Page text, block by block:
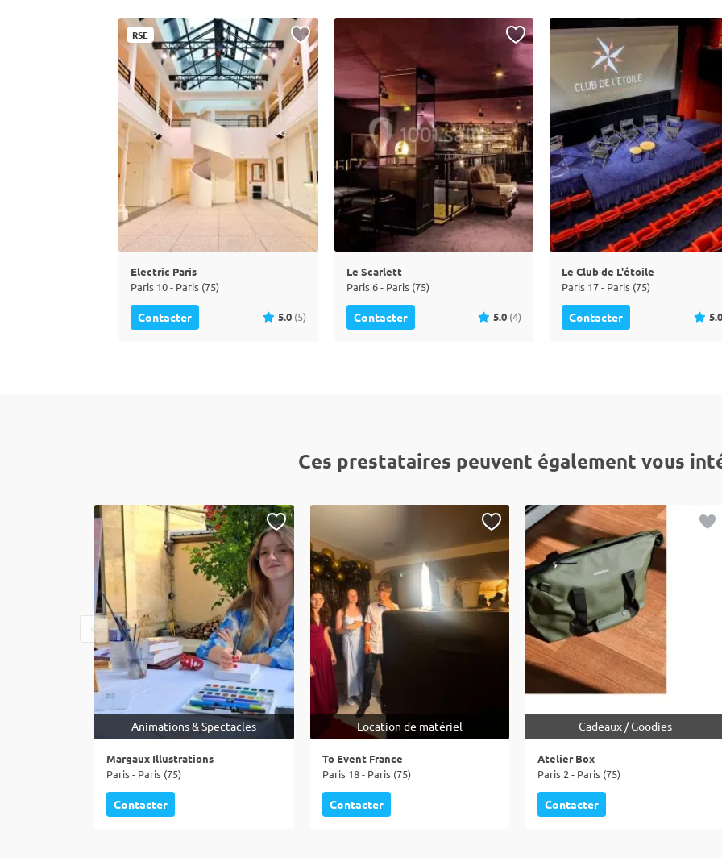
RSE
Electric Paris
Paris 10 - Paris (75)
Contacter 5.0 (5)
Le Scarlett
Paris 6 - Paris (75)
Contacter 5.0 (4)
Le Club de L'étoile
Paris 17 - Paris (75)
Contacter 5.0
Ces prestataires peuvent également vous
Animations & Spectacles
Margaux Illustrations
Paris - Paris (75)
Contacter
Location de matériel
To Event France
Paris 18 - Paris (75)
Contacter
Cadeaux / Goodies
Atelier Box
Paris 2 - Paris (75)
Contacter